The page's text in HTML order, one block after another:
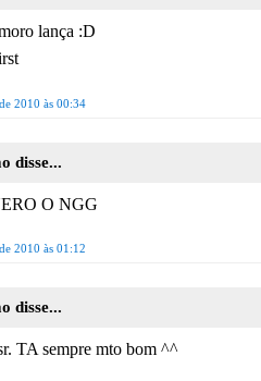
lança :D
2010 às 00:34
disse...
O NGG
2010 às 01:12
disse...
TA sempre mto bom ^^